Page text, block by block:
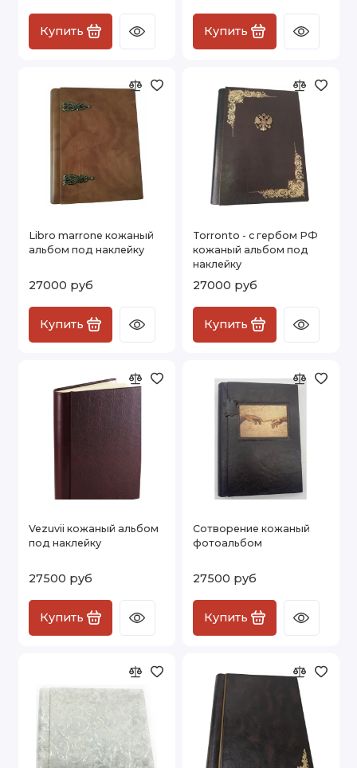
Купить Купить
Libro marrone кожаный
альбом под наклейку
27000 руб
Купить
Torronto - с гербом РФ
кожаный альбом под
наклейку
27000 руб
Купить
Vezuvii кожаный альбом
под наклейку
27500 руб
Купить
Сотворение кожаный
фотоальбом
27500 руб
Купить